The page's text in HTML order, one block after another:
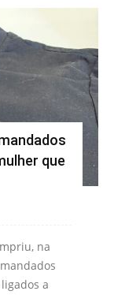
que
na
a